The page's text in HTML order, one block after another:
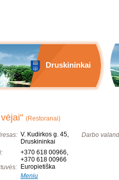
Druskininkai
(Restoranai)
V. Kudirkos g. 45,
Druskininkai
+370 618 00966,
+370 618 00966
Europietiška
Meniu
Darbo